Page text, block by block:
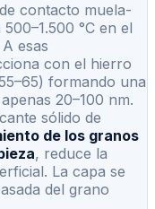
contacto muela-
°C en el
esas
con el hierro
formando una
20–100 nm.
sólido de
de los granos
, reduce la
La capa se
del grano